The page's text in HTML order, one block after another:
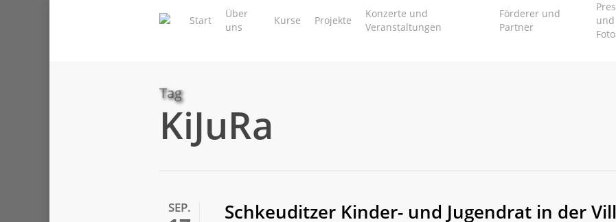
Start
Über
uns
Kurse Projekte
Konzerte und
Veranstaltungen
Förderer und
Partner
und
Tag
KiJuRa
SEP. Schkeuditzer Kinder- und Jugendrat in der